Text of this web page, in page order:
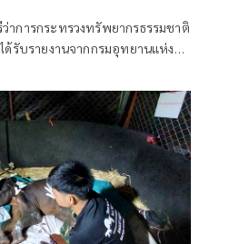
าการกระทรวงทรัพยากรธรรมชาติ
ด้รับรายงานจากกรมอุทยานแห่ง